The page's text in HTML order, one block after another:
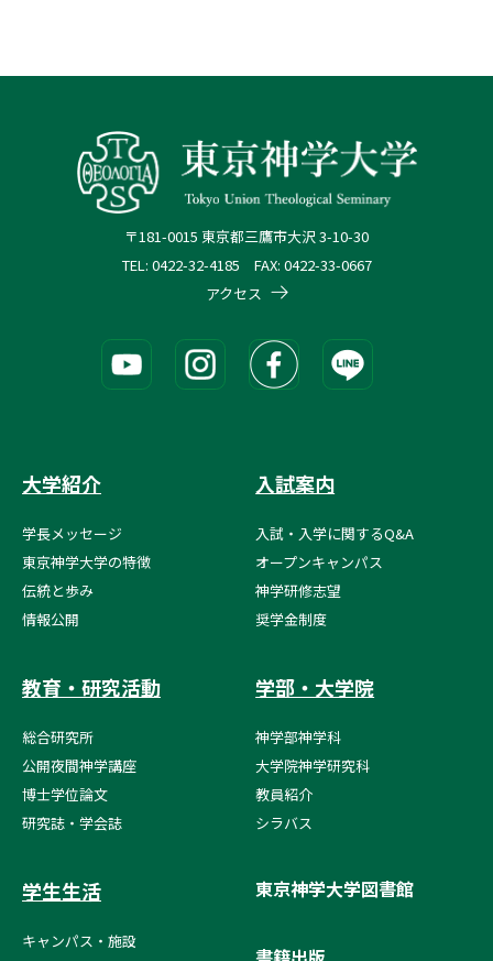
〒181-0015 東京都三鷹市大沢 3-10-30
TEL: 0422-32-4185 FAX: 0422-33-0667
アクセス
大学紹介
学長メッセージ
東京神学大学の特徴
伝統と歩み
情報公開
入試案内
入試・入学に関するQ&A
オープンキャンパス
神学研修志望
奨学金制度
教育・研究活動
総合研究所
公開夜間神学講座
博士学位論文
研究誌・学会誌
学部・大学院
神学部神学科
大学院神学研究科
教員紹介
シラバス
学生生活
キャンパス・施設
東京神学大学図書館